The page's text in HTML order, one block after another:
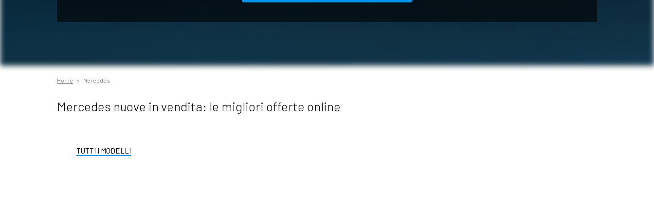
Home Mercedes
Mercedes nuove in vendita: le migliori offerte online
TUTTI I MODELLI